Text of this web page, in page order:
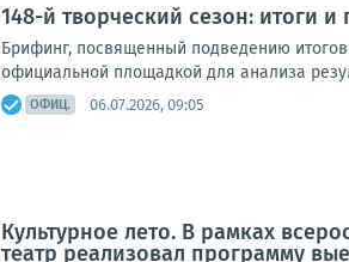
148-й творческий сезон: итоги и
Брифинг, посвященный подведению итогов
официальной площадкой для анализа
ОФИЦ. 06.07.2026, 09:05
Культурное лето. В рамках
театр реализовал программу